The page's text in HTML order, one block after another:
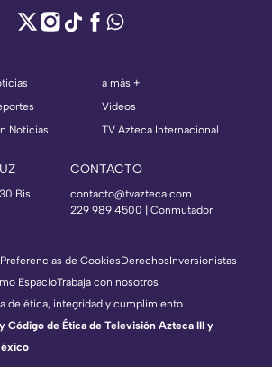
Noticias
a más +
Videos
TV Azteca Internacional
Bis
CONTACTO
contacto@tvazteca.com
229 989 4500 | Conmutador
Preferencias de CookiesDerechosInversionistas
EspacioTrabaja con nosotros
de ética, integridad y cumplimiento
Código de Ética de Televisión Azteca III y